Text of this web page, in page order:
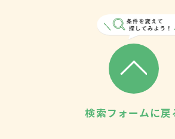
検索フォームに戻